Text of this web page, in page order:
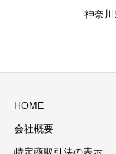
神奈
HOME
会社概要